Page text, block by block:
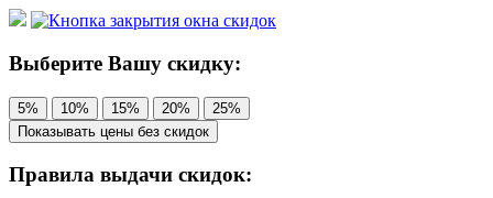
Выберите Вашу скидку:
5% 10% 15% 20%
25%
Показывать цены без скидок
Правила выдачи скидок: